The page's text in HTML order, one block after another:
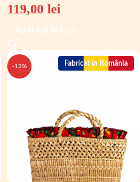
119,00 lei
ADAUGĂ ÎN COȘ
-13% Fabricat în România